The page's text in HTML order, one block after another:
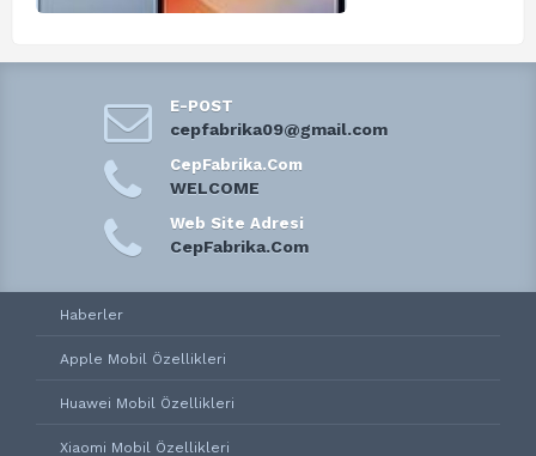
E-POST
cepfabrika09@gmail.com
CepFabrika.Com
WELCOME
Web Site Adresi
CepFabrika.Com
Haberler
Apple Mobil Özellikleri
Huawei Mobil Özellikleri
Xiaomi Mobil Özellikleri